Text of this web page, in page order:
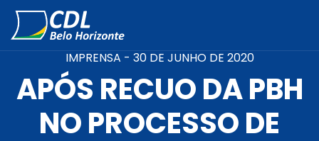
IMPRENSA - 30 DE JUNHO DE 2020
APÓS RECUO DA PBH
NO PROCESSO DE